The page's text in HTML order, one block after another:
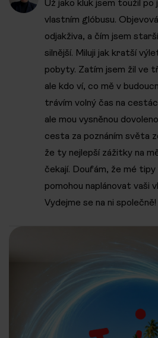
Už jako kluk jsem toužil po
vlastním glóbusu.
odjakživa, a čím jsem
silnější. Miluji jak kratší
pobyty. Zatím jsem žil ve
ale kdo ví, co mě v
trávím volný čas na
ale mou vysněnou
cesta za poznáním světa
že ty nejlepší zážitky na
čekají. Doufám, že mé
pomohou naplánovat vaši
Vydejme se na ni společně!